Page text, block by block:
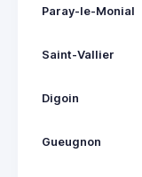
Paray-le-Monial
Saint-Vallier
Digoin
Gueugnon